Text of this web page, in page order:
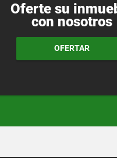
Oferte su
con nosotros
OFERTAR